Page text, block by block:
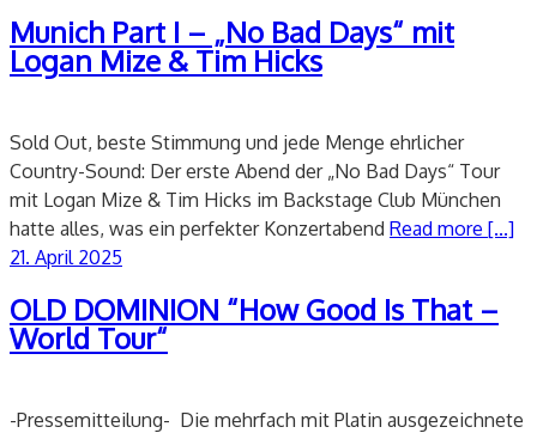
Munich Part I – „No Bad Days“ mit
Logan Mize & Tim Hicks
Sold Out, beste Stimmung und jede Menge ehrlicher
Country-Sound: Der erste Abend der „No Bad Days“ Tour
mit Logan Mize & Tim Hicks im Backstage Club München
hatte alles, was ein perfekter Konzertabend Read more [...]
Veröffentlicht
21. April 2025
OLD DOMINION “How Good Is That –
World Tour“
-Pressemitteilung- Die mehrfach mit Platin ausgezeichnete